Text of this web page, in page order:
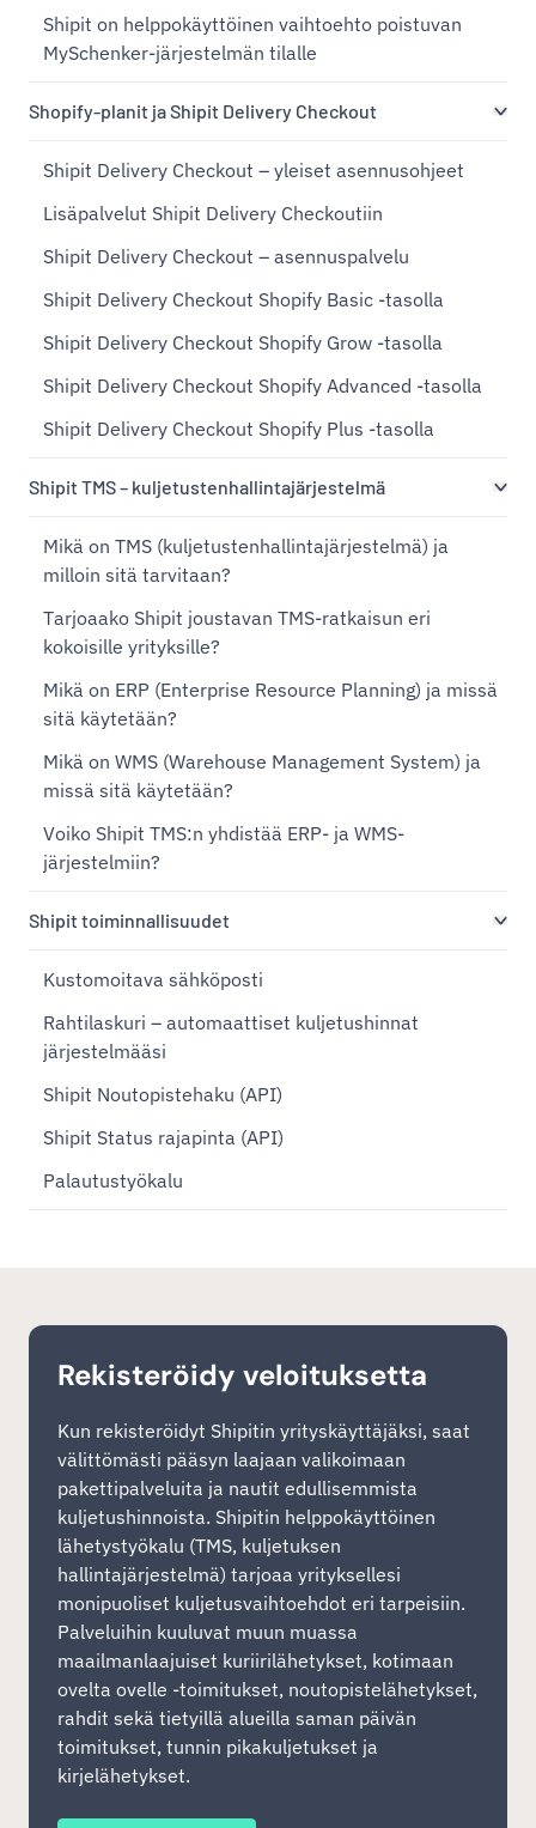
Shipit on helppokäyttöinen vaihtoehto poistuvan
MySchenker-järjestelmän tilalle
Shopify-planit ja Shipit Delivery Checkout
Shipit Delivery Checkout – yleiset asennusohjeet
Lisäpalvelut Shipit Delivery Checkoutiin
Shipit Delivery Checkout – asennuspalvelu
Shipit Delivery Checkout Shopify Basic -tasolla
Shipit Delivery Checkout Shopify Grow -tasolla
Shipit Delivery Checkout Shopify Advanced -tasolla
Shipit Delivery Checkout Shopify Plus -tasolla
Shipit TMS – kuljetustenhallintajärjestelmä
Mikä on TMS (kuljetustenhallintajärjestelmä) ja
milloin sitä tarvitaan?
Tarjoaako Shipit joustavan TMS-ratkaisun eri
kokoisille yrityksille?
Mikä on ERP (Enterprise Resource Planning) ja missä
sitä käytetään?
Mikä on WMS (Warehouse Management System) ja
missä sitä käytetään?
Voiko Shipit TMS:n yhdistää ERP- ja WMS-
järjestelmiin?
Shipit toiminnallisuudet
Kustomoitava sähköposti
Rahtilaskuri – automaattiset kuljetushinnat
järjestelmääsi
Shipit Noutopistehaku (API)
Shipit Status rajapinta (API)
Palautustyökalu
Rekisteröidy veloituksetta
Kun rekisteröidyt Shipitin yrityskäyttäjäksi, saat
välittömästi pääsyn laajaan valikoimaan
pakettipalveluita ja nautit edullisemmista
kuljetushinnoista. Shipitin helppokäyttöinen
lähetystyökalu (TMS, kuljetuksen
hallintajärjestelmä) tarjoaa yrityksellesi
monipuoliset kuljetusvaihtoehdot eri tarpeisiin.
Palveluihin kuuluvat muun muassa
maailmanlaajuiset kuriirilähetykset, kotimaan
ovelta ovelle -toimitukset, noutopistelähetykset,
rahdit sekä tietyillä alueilla saman päivän
toimitukset, tunnin pikakuljetukset ja
kirjelähetykset.